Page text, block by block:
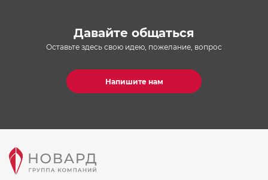
Давайте общаться
Оставьте здесь свою идею, пожелание, вопрос
Напишите нам